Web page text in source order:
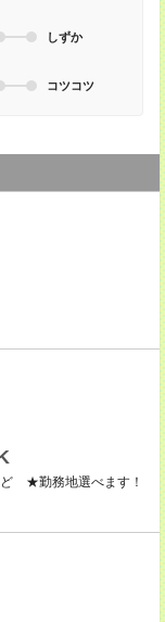
しずか
コツコツ
ど ★勤務地選べます！